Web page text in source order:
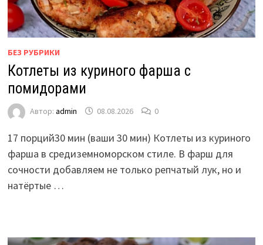
БЕЗ РУБРИКИ
Котлеты из куриного фарша с
помидорами
Автор: admin 08.08.2026 0
17 порций30 мин (ваши 30 мин) Котлеты из куриного
фарша в средиземноморском стиле. В фарш для
сочности добавляем не только репчатый лук, но и
натёртые …